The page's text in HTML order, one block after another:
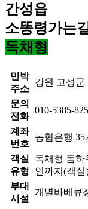
간성읍
소똥령가는
독채형
민박
주소
강원 고성군
문의
전화
010-5385-
계좌
번호
농협은행
객실
유형
독채형 돔하
인까지(객
부대
시설
개별바베큐